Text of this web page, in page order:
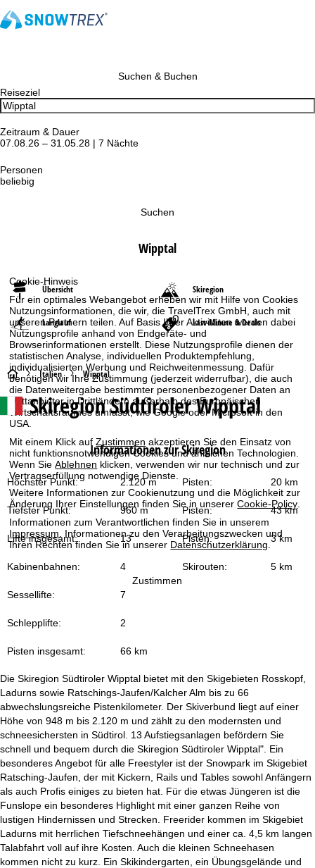
Cookie-Hinweis
Für ein optimales Webangebot erheben wir mit Hilfe von Cookies
Nutzungsinformationen, die wir, die TravelTrex GmbH, auch mit
unseren Partnern teilen. Auf Basis Ihrer Aktivitäten werden dabei
Nutzungsprofile anhand von Endgeräte- und
Browserinformationen erstellt. Diese Nutzungsprofile dienen der
statistischen Analyse, individuellen Produktempfehlung,
individualisierten Werbung und Reichweitenmessung. Dafür
benötigen wir Ihre Zustimmung (jederzeit widerrufbar), die auch
die Datenweitergabe bestimmter personenbezogener Daten an
Drittanbieter in Drittländern außerhalb des Europäischen
Wirtschaftsraumes umfasst, wie Google oder Microsoft in den
USA.
Mit einem Klick aufZustimmen akzeptieren Sie den Einsatz von
nicht funktionsnotwendigen Cookies und ähnlichen Technologien.
Wenn SieAblehnen klicken, verwenden wir nur technisch und zur
Vertragserfüllung notwendige Dienste.
Weitere Informationen zur Cookienutzung und die Möglichkeit zur
Änderung Ihrer Einstellungen finden Sie in unsererCookie-Policy
Informationen zum Verantwortlichen finden Sie in unserem
Impressum . Informationen zu den Verarbeitungszwecken und
Ihren Rechten finden Sie in unserer Datenschutzerklärung .
Zustimmen
Suchen & Buchen
Reiseziel
Zeitraum & Dauer
07.08.26 – 31.05.28 | 7 Nächte
Personen
beliebig
Suchen
Wipptal
Übersicht Skiregion
Langlauf Last-Minute & Deals
S
t
a
r
t
s
e
Italien Wipptal
Skiregion Südtiroler Wipptal
Informationen zur Skiregion
Höchster Punkt: 2.120 m Pisten: 20 km
Tiefster Punkt: 960 m Pisten: 43 km
Lifte insgesamt: 13 Pisten: 3 km
Kabinenbahnen: 4 Skirouten: 5 km
Sessellifte: 7
Schlepplifte: 2
Pisten insgesamt: 66 km
Die Skiregion Südtiroler Wipptal bietet mit den Skigebieten Rosskopf,
Ladurns sowie Ratschings-Jaufen/Kalcher Alm bis zu 66
abwechslungsreiche Pistenkilometer. Der Skiverbund liegt auf einer
Höhe von 948 m bis 2.120 m und zählt zu den modernsten und
schneesichersten in Südtirol. 13 Aufstiegsanlagen befördern Sie
schnell und bequem durch die Skiregion Südtiroler Wipptal". Ein
besonderes Angebot für alle Freestyler ist der Snowpark im Skigebiet
Ratsching-Jaufen, der mit Kickern, Rails und Tables sowohl Anfängern
als auch Profis einiges zu bieten hat. Für die etwas Jüngeren ist die
Funslope ein besonderes Highlight mit einer ganzen Reihe von
lustigen Hindernissen und Strecken. Freerider kommen im Skigebiet
Ladurns mit herrlichen Tiefschneehängen und einer ca. 4,5 km langen
Talabfahrt voll auf ihre Kosten. Auch die kleinen Schneehasen
kommen nicht zu kurz. Ein Skikindergarten, ein Übungsgelände und